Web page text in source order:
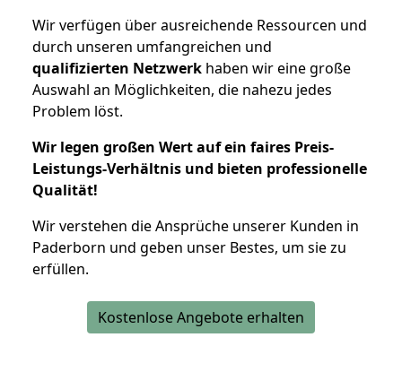
Wir verfügen über ausreichende Ressourcen und
durch unseren umfangreichen und
qualifizierten Netzwerk haben wir eine große
Auswahl an Möglichkeiten, die nahezu jedes
Problem löst.
Wir legen großen Wert auf ein faires Preis-
Leistungs-Verhältnis und bieten professionelle
Qualität!
Wir verstehen die Ansprüche unserer Kunden in
Paderborn und geben unser Bestes, um sie zu
erfüllen.
Kostenlose Angebote erhalten